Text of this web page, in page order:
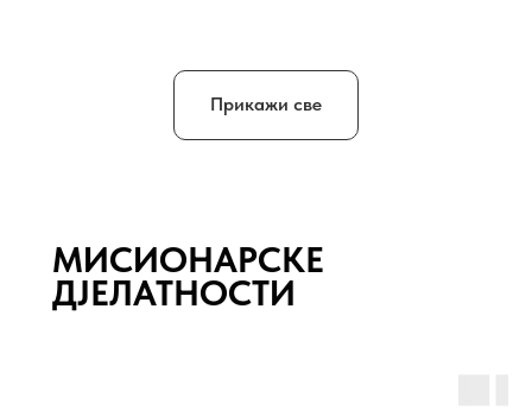
Прикажи све
МИСИОНАРСКЕ
ДJЕЛАТНОСТИ